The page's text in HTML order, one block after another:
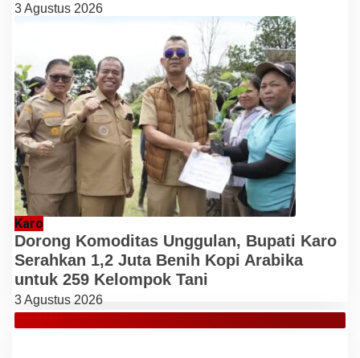
3 Agustus 2026
Karo
Dorong Komoditas Unggulan, Bupati Karo
Serahkan 1,2 Juta Benih Kopi Arabika
untuk 259 Kelompok Tani
3 Agustus 2026
JELAJAH